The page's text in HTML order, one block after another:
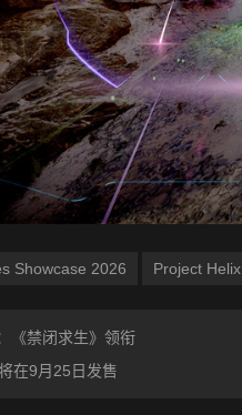
Showcase 2026 Project Helix
《禁闭求生》领衔
在9月25日发售